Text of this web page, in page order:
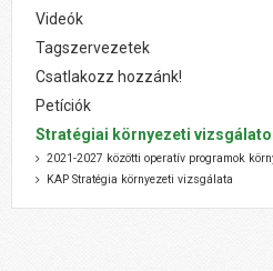
Videók
Tagszervezetek
Csatlakozz hozzánk!
Petíciók
Stratégiai környezeti
2021-2027 közötti operatív programok
KAP Stratégia környezeti vizsgálata